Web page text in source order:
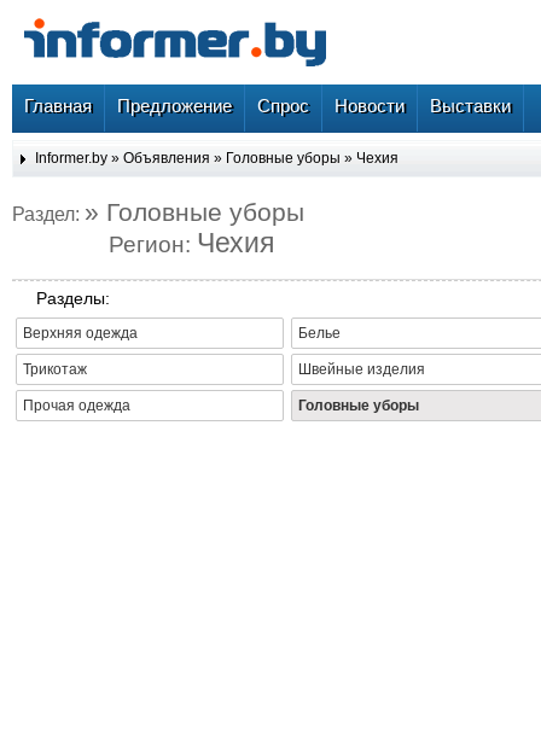
Главная Предложение Спрос Новости Выставки
Informer.by » Объявления » Головные уборы » Чехия
Раздел: » Головные уборы
Регион: Чехия
Разделы:
Верхняя одежда Белье
Трикотаж Швейные изделия
Прочая одежда Головные уборы